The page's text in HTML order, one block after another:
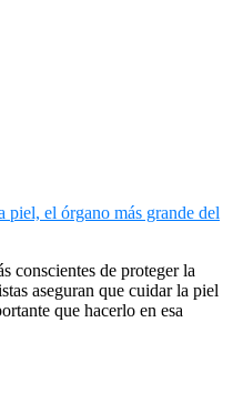
conscientes de proteger la
aseguran que cuidar la piel
que hacerlo en esa